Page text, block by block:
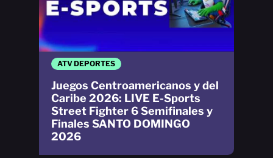
ATV DEPORTES
Juegos Centroamericanos y del
Caribe 2026: LIVE E-Sports
Street Fighter 6 Semifinales y
Finales SANTO DOMINGO
2026